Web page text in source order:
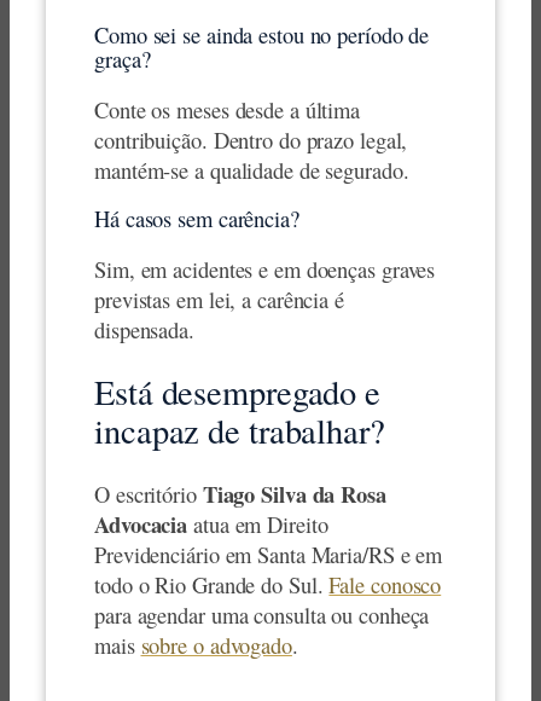
Como sei se ainda estou no período de
graça?
Conte os meses desde a última
contribuição. Dentro do prazo legal,
mantém-se a qualidade de segurado.
Há casos sem carência?
Sim, em acidentes e em doenças graves
previstas em lei, a carência é
dispensada.
Está desempregado e
incapaz de trabalhar?
O escritório Tiago Silva da Rosa
Advocacia atua em Direito
Previdenciário em Santa Maria/RS e em
todo o Rio Grande do Sul.Fale conosco
para agendar uma consulta ou conheça
mais sobre o advogado.